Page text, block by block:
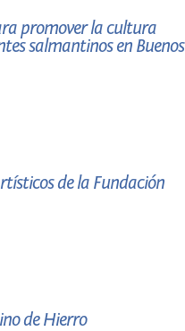
promover la cultura
salmantinos en Buenos
de la Fundación
de Hierro